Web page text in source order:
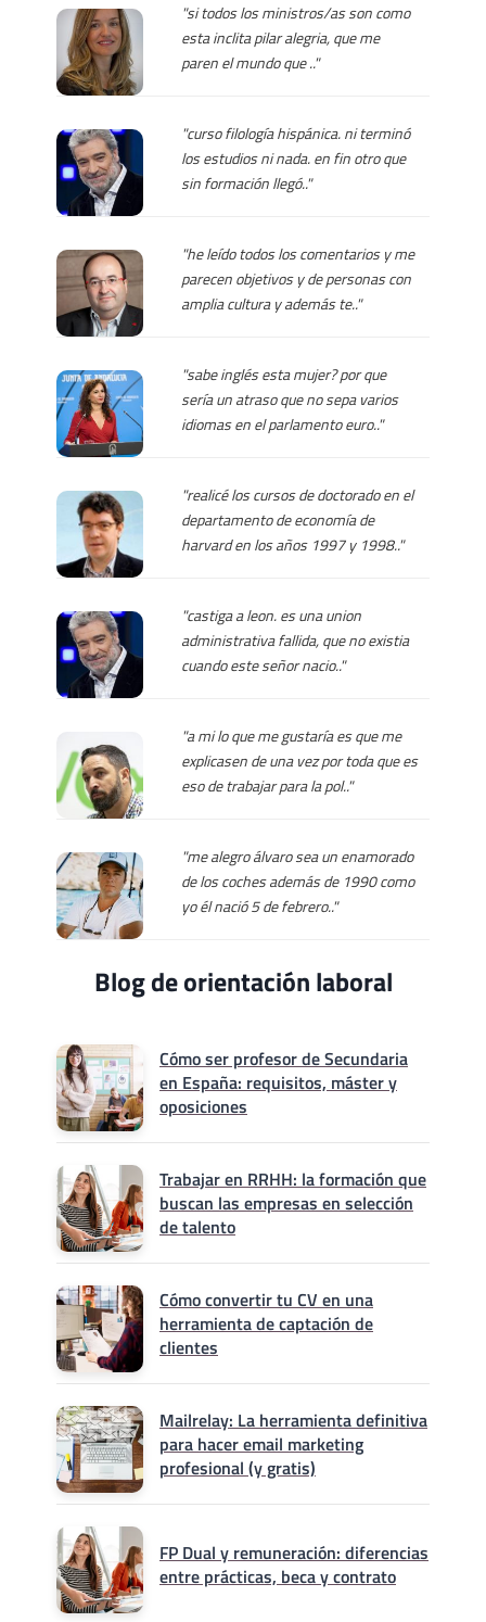
"si todos los ministros/as son como
esta inclita pilar alegria, que me
paren el mundo que .."
"curso filología hispánica. ni terminó
los estudios ni nada. en fin otro que
sin formación llegó.."
"he leído todos los comentarios y me
parecen objetivos y de personas con
amplia cultura y además te.."
"sabe inglés esta mujer? por que
sería un atraso que no sepa varios
idiomas en el parlamento euro.."
"realicé los cursos de doctorado en el
departamento de economía de
harvard en los años 1997 y 1998.."
"castiga a leon. es una union
administrativa fallida, que no existia
cuando este señor nacio.."
"a mi lo que me gustaría es que me
explicasen de una vez por toda que es
eso de trabajar para la pol.."
"me alegro álvaro sea un enamorado
de los coches además de 1990 como
yo él nació 5 de febrero.."
Blog de orientación laboral
Cómo ser profesor de Secundaria
en España: requisitos, máster y
oposiciones
Trabajar en RRHH: la formación que
buscan las empresas en selección
de talento
Cómo convertir tu CV en una
herramienta de captación de
clientes
Mailrelay: La herramienta definitiva
para hacer email marketing
profesional (y gratis)
FP Dual y remuneración: diferencias
entre prácticas, beca y contrato